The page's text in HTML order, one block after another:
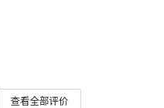
查看全部评价